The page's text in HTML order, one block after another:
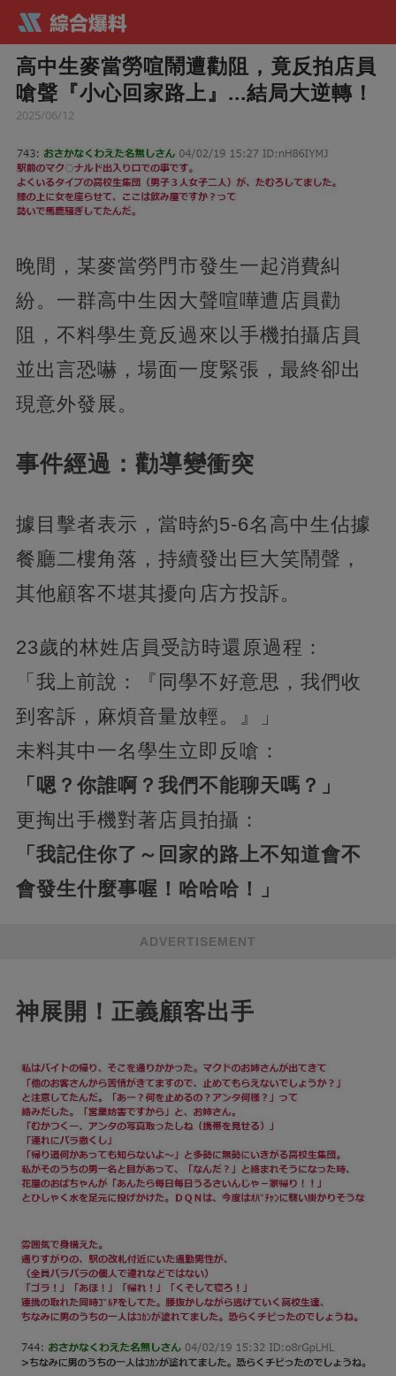
高中生麥當勞喧鬧遭勸阻，竟反拍店員
嗆聲『小心回家路上』...結局大逆轉！
2025/06/12
晚間，某麥當勞門市發生一起消費糾
紛。一群高中生因大聲喧嘩遭店員勸
阻，不料學生竟反過來以手機拍攝店員
並出言恐嚇，場面一度緊張，最終卻出
現意外發展。
事件經過：勸導變衝突
據目擊者表示，當時約5-6名高中生佔據
餐廳二樓角落，持續發出巨大笑鬧聲，
其他顧客不堪其擾向店方投訴。
23歲的林姓店員受訪時還原過程：
「我上前說：『同學不好意思，我們收
到客訴，麻煩音量放輕。』」
未料其中一名學生立即反嗆：
「嗯？你誰啊？我們不能聊天嗎？」
更掏出手機對著店員拍攝：
「我記住你了～回家的路上不知道會不
會發生什麼事喔！哈哈哈！」
ADVERTISEMENT
神展開！正義顧客出手